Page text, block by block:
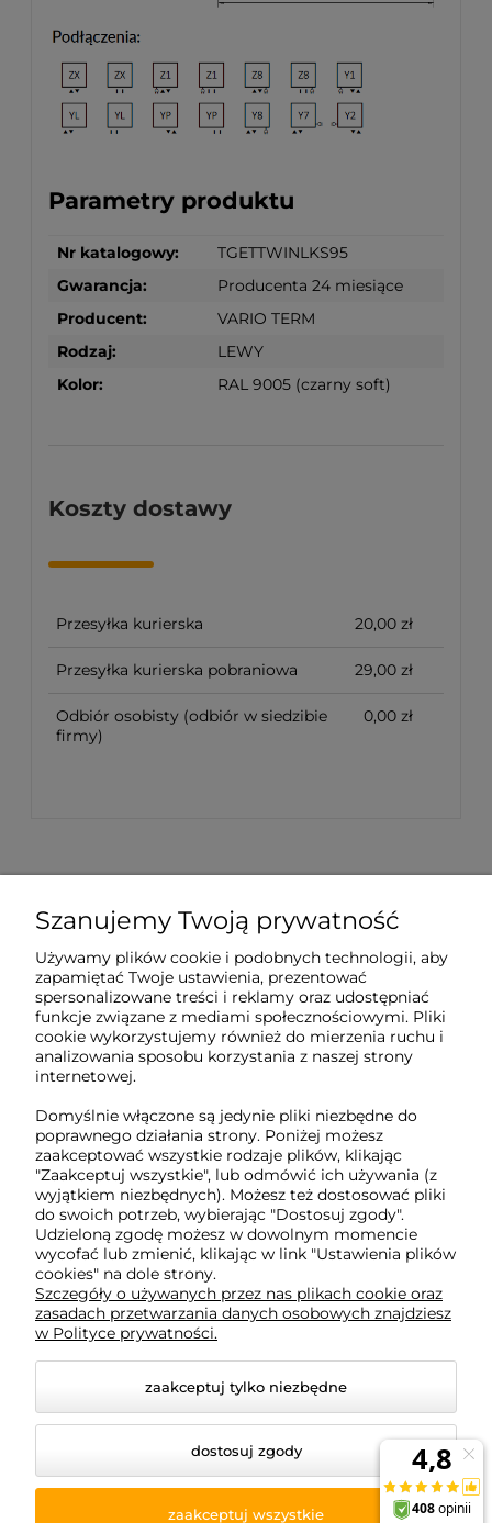
Parametry produktu
Nr katalogowy:
TGETTWINLKS95
Gwarancja:
Producenta 24 miesiące
Producent:
VARIO TERM
Rodzaj:
LEWY
Kolor:
RAL 9005 (czarny soft)
Koszty dostawy
Przesyłka kurierska 20,00 zł
Przesyłka kurierska pobraniowa 29,00 zł
Odbiór osobisty (odbiór w siedzibie
firmy)
0,00 zł
Sklep internetowy Tukado.pl
pn-pt: 08:00-16:00
791 063 018
biuro@tukado.pl
O nas
Obsługa klienta
Pomoc
Moje konto
© 2026 www.tukado.pl. Wszelkie prawa zastrzeżone.
Sklep internetowy Shoper
Szanujemy Twoją prywatność
Używamy plików cookie i podobnych technologii, aby
zapamiętać Twoje ustawienia, prezentować
spersonalizowane treści i reklamy oraz udostępniać
funkcje związane z mediami społecznościowymi. Pliki
cookie wykorzystujemy również do mierzenia ruchu i
analizowania sposobu korzystania z naszej strony
internetowej.
Domyślnie włączone są jedynie pliki niezbędne do
poprawnego działania strony. Poniżej możesz
zaakceptować wszystkie rodzaje plików, klikając
"Zaakceptuj wszystkie", lub odmówić ich używania (z
wyjątkiem niezbędnych). Możesz też dostosować pliki
do swoich potrzeb, wybierając "Dostosuj zgody".
Udzieloną zgodę możesz w dowolnym momencie
wycofać lub zmienić, klikając w link "Ustawienia plików
cookies" na dole strony.
Szczegóły o używanych przez nas plikach cookie oraz
zasadach przetwarzania danych osobowych znajdziesz
w Polityce prywatności.
zaakceptuj tylko niezbędne
dostosuj zgody
zaakceptuj wszystkie